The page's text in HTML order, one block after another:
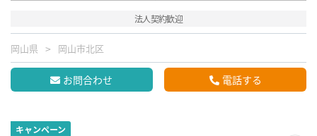
法人契約歓迎
岡山県 岡山市北区
お問合わせ 電話する
キャンペーン